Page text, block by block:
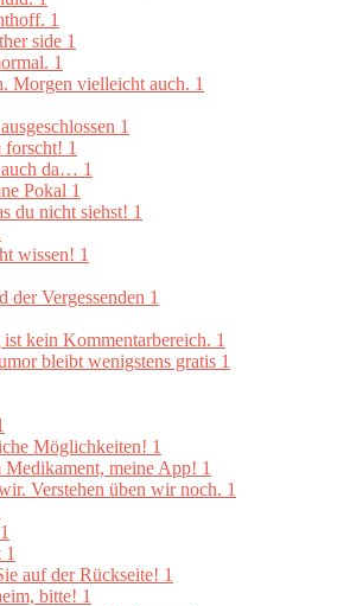
1
side 1
1
Morgen vielleicht auch. 1
1
forscht! 1
da… 1
Pokal 1
du nicht siehst! 1
wissen! 1
der Vergessenden 1
kein Kommentarbereich. 1
bleibt wenigstens gratis 1
Möglichkeiten! 1
meine App! 1
Verstehen üben wir noch. 1
1
1
auf der Rückseite! 1
bitte! 1